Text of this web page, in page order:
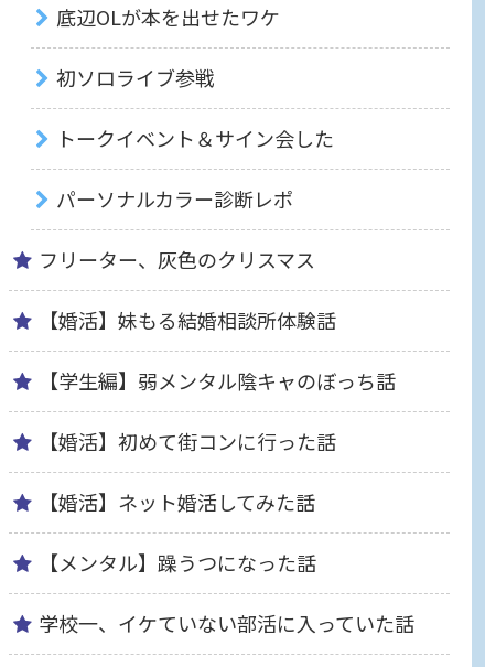
底辺OLが本を出せたワケ
初ソロライブ参戦
トークイベント＆サイン会した
パーソナルカラー診断レポ
フリーター、灰色のクリスマス
【婚活】妹もる結婚相談所体験話
【学生編】弱メンタル陰キャのぼっち話
【婚活】初めて街コンに行った話
【婚活】ネット婚活してみた話
【メンタル】躁うつになった話
学校一、イケていない部活に入っていた話